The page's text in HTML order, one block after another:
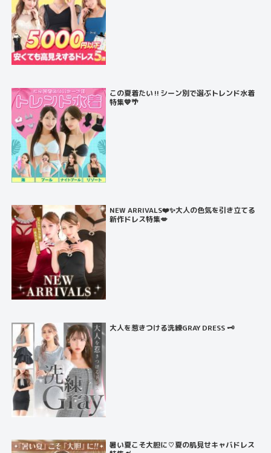
この夏着たい‼️シーン別で選ぶトレンド水着
特集💙🌴
NEW ARRIVALS❤️✨大人の色気を引き立てる
新作ドレス特集💋
大人を惹きつける洗練GRAY DRESS 🗝️
暑い夏こそ大胆に♡夏の肌見せキャバドレス